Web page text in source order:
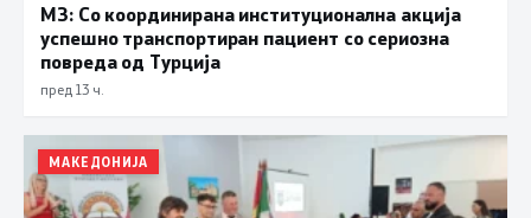
МЗ: Со координирана институционална акција
успешно транспортиран пациент со сериозна
повреда од Турција
пред 13 ч.
МАКЕДОНИЈА